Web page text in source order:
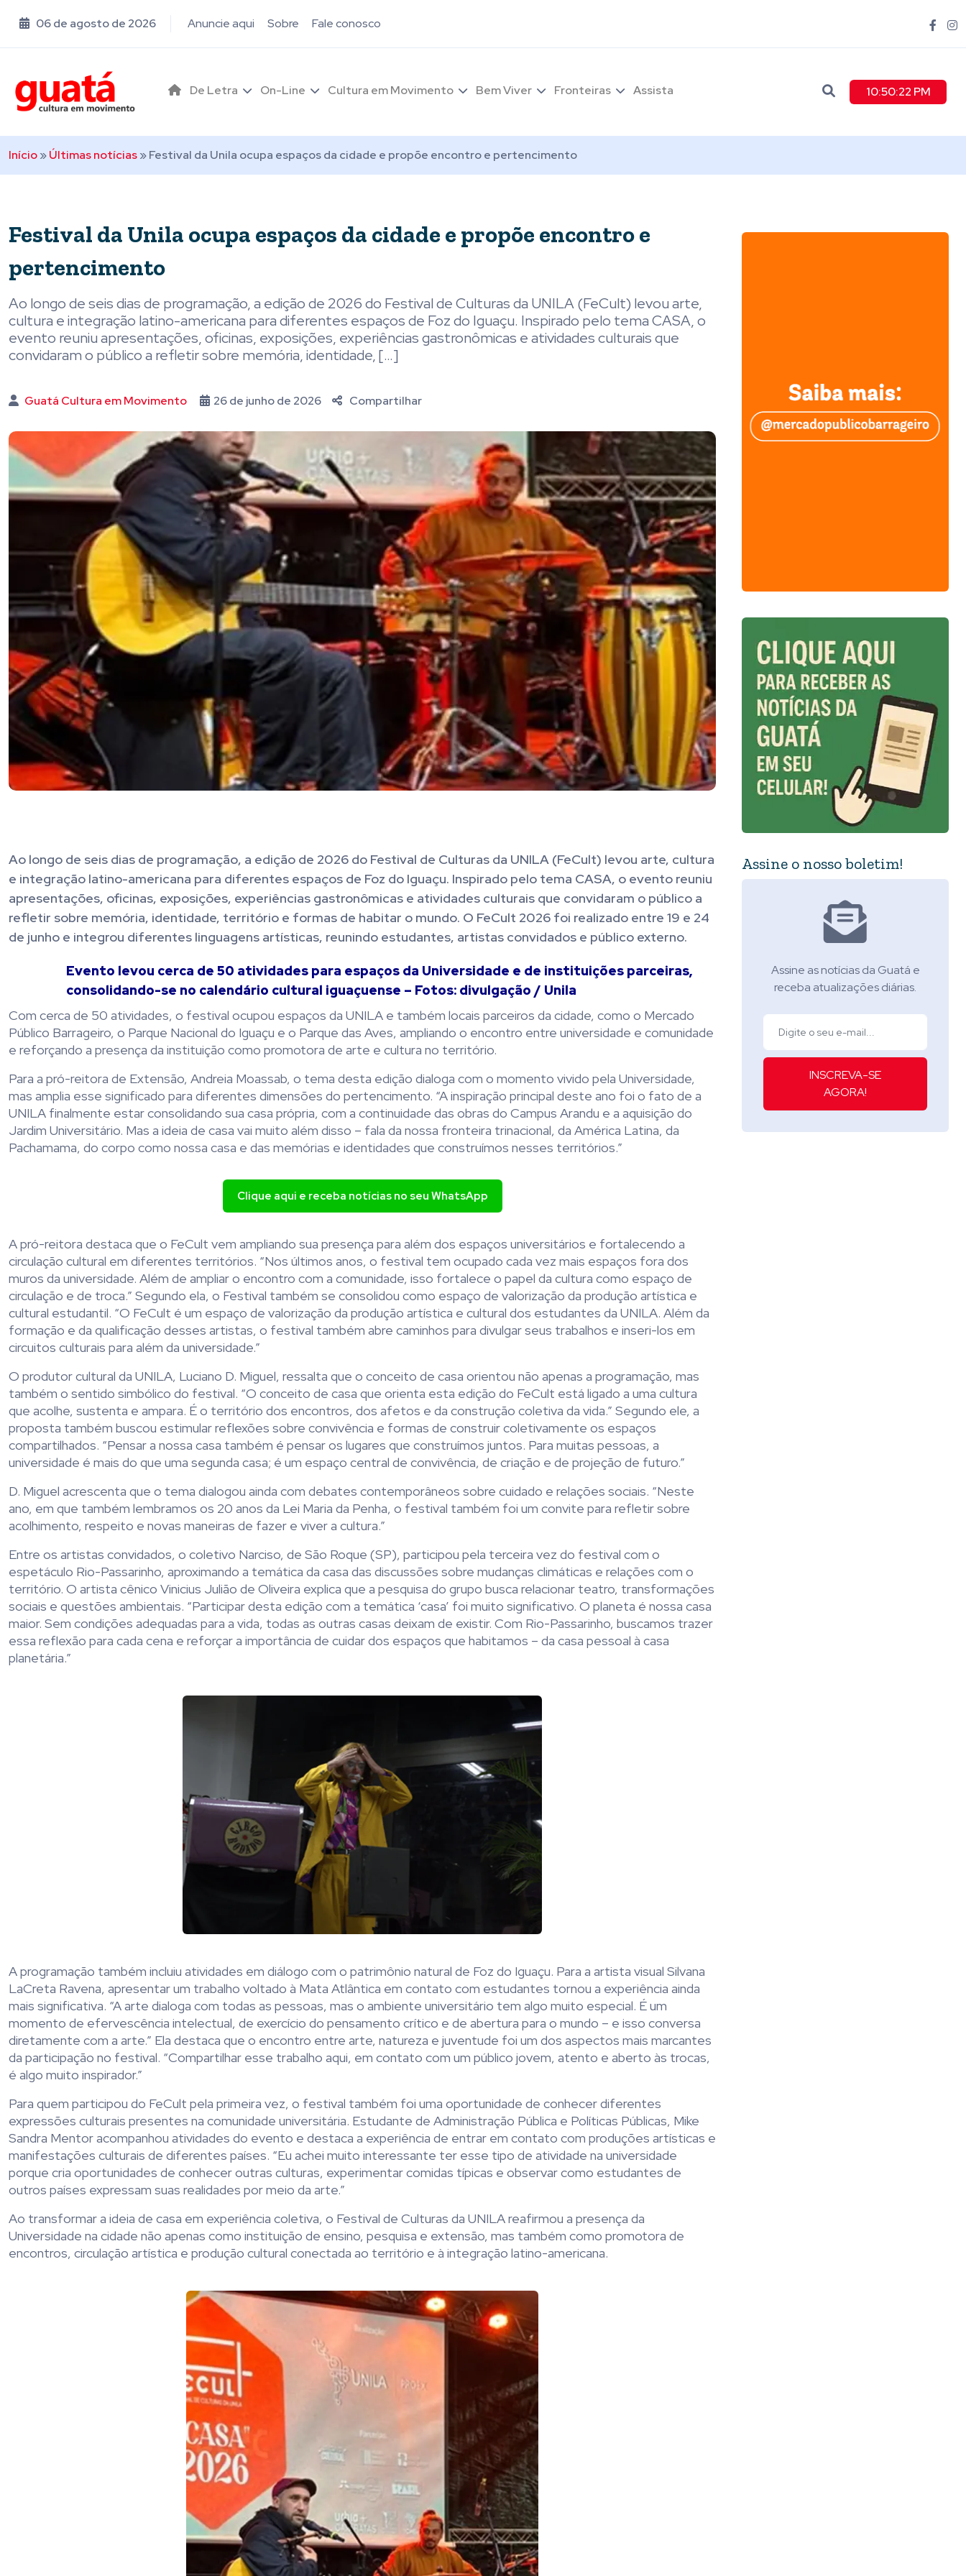
06 de agosto de 2026 Anuncie aqui Sobre Fale conosco
De Letra On-Line Cultura em Movimento Bem Viver Fronteiras Assista 10:50:23 PM
Início»Últimas notícias»Festival da Unila ocupa espaços da cidade e propõe encontro e pertencimento
Festival da Unila ocupa espaços da cidade e propõe encontro e
pertencimento
Ao longo de seis dias de programação, a edição de 2026 do Festival de Culturas da UNILA (FeCult) levou arte,
cultura e integração latino-americana para diferentes espaços de Foz do Iguaçu. Inspirado pelo tema CASA, o
evento reuniu apresentações, oficinas, exposições, experiências gastronômicas e atividades culturais que
convidaram o público a refletir sobre memória, identidade, […]
Guatá Cultura em Movimento 26 de junho de 2026 Compartilhar
Ao longo de seis dias de programação, a edição de 2026 do Festival de Culturas da UNILA (FeCult) levou arte, cultura
e integração latino-americana para diferentes espaços de Foz do Iguaçu. Inspirado pelo tema CASA, o evento reuniu
apresentações, oficinas, exposições, experiências gastronômicas e atividades culturais que convidaram o público a
refletir sobre memória, identidade, território e formas de habitar o mundo. O FeCult 2026 foi realizado entre 19 e 24
de junho e integrou diferentes linguagens artísticas, reunindo estudantes, artistas convidados e público externo.
Evento levou cerca de 50 atividades para espaços da Universidade e de instituições parceiras,
consolidando-se no calendário cultural iguaçuense – Fotos: divulgação / Unila
Com cerca de 50 atividades, o festival ocupou espaços da UNILA e também locais parceiros da cidade, como o Mercado
Público Barrageiro, o Parque Nacional do Iguaçu e o Parque das Aves, ampliando o encontro entre universidade e comunidade
e reforçando a presença da instituição como promotora de arte e cultura no território.
Para a pró-reitora de Extensão, Andreia Moassab, o tema desta edição dialoga com o momento vivido pela Universidade,
mas amplia esse significado para diferentes dimensões do pertencimento. “A inspiração principal deste ano foi o fato de a
UNILA finalmente estar consolidando sua casa própria, com a continuidade das obras do Campus Arandu e a aquisição do
Jardim Universitário. Mas a ideia de casa vai muito além disso – fala da nossa fronteira trinacional, da América Latina, da
Pachamama, do corpo como nossa casa e das memórias e identidades que construímos nesses territórios.”
Clique aqui e receba notícias no seu WhatsApp
A pró-reitora destaca que o FeCult vem ampliando sua presença para além dos espaços universitários e fortalecendo a
circulação cultural em diferentes territórios. “Nos últimos anos, o festival tem ocupado cada vez mais espaços fora dos
muros da universidade. Além de ampliar o encontro com a comunidade, isso fortalece o papel da cultura como espaço de
circulação e de troca.” Segundo ela, o Festival também se consolidou como espaço de valorização da produção artística e
cultural estudantil. “O FeCult é um espaço de valorização da produção artística e cultural dos estudantes da UNILA. Além da
formação e da qualificação desses artistas, o festival também abre caminhos para divulgar seus trabalhos e inseri-los em
circuitos culturais para além da universidade.”
O produtor cultural da UNILA, Luciano D. Miguel, ressalta que o conceito de casa orientou não apenas a programação, mas
também o sentido simbólico do festival. “O conceito de casa que orienta esta edição do FeCult está ligado a uma cultura
que acolhe, sustenta e ampara. É o território dos encontros, dos afetos e da construção coletiva da vida.” Segundo ele, a
proposta também buscou estimular reflexões sobre convivência e formas de construir coletivamente os espaços
compartilhados. “Pensar a nossa casa também é pensar os lugares que construímos juntos. Para muitas pessoas, a
universidade é mais do que uma segunda casa; é um espaço central de convivência, de criação e de projeção de futuro.”
D. Miguel acrescenta que o tema dialogou ainda com debates contemporâneos sobre cuidado e relações sociais. “Neste
ano, em que também lembramos os 20 anos da Lei Maria da Penha, o festival também foi um convite para refletir sobre
acolhimento, respeito e novas maneiras de fazer e viver a cultura.”
Entre os artistas convidados, o coletivo Narciso, de São Roque (SP), participou pela terceira vez do festival com o
espetáculo Rio-Passarinho, aproximando a temática da casa das discussões sobre mudanças climáticas e relações com o
território. O artista cênico Vinicius Julião de Oliveira explica que a pesquisa do grupo busca relacionar teatro, transformações
sociais e questões ambientais. “Participar desta edição com a temática ‘casa’ foi muito significativo. O planeta é nossa casa
maior. Sem condições adequadas para a vida, todas as outras casas deixam de existir. Com Rio-Passarinho, buscamos trazer
essa reflexão para cada cena e reforçar a importância de cuidar dos espaços que habitamos – da casa pessoal à casa
planetária.”
A programação também incluiu atividades em diálogo com o patrimônio natural de Foz do Iguaçu. Para a artista visual Silvana
LaCreta Ravena, apresentar um trabalho voltado à Mata Atlântica em contato com estudantes tornou a experiência ainda
mais significativa. “A arte dialoga com todas as pessoas, mas o ambiente universitário tem algo muito especial. É um
momento de efervescência intelectual, de exercício do pensamento crítico e de abertura para o mundo – e isso conversa
diretamente com a arte.” Ela destaca que o encontro entre arte, natureza e juventude foi um dos aspectos mais marcantes
da participação no festival. “Compartilhar esse trabalho aqui, em contato com um público jovem, atento e aberto às trocas,
é algo muito inspirador.”
Para quem participou do FeCult pela primeira vez, o festival também foi uma oportunidade de conhecer diferentes
expressões culturais presentes na comunidade universitária. Estudante de Administração Pública e Políticas Públicas, Mike
Sandra Mentor acompanhou atividades do evento e destaca a experiência de entrar em contato com produções artísticas e
manifestações culturais de diferentes países. “Eu achei muito interessante ter esse tipo de atividade na universidade
porque cria oportunidades de conhecer outras culturas, experimentar comidas típicas e observar como estudantes de
outros países expressam suas realidades por meio da arte.”
Ao transformar a ideia de casa em experiência coletiva, o Festival de Culturas da UNILA reafirmou a presença da
Universidade na cidade não apenas como instituição de ensino, pesquisa e extensão, mas também como promotora de
encontros, circulação artística e produção cultural conectada ao território e à integração latino-americana.
Assine o nosso boletim!
Assine as notícias da Guatá e
receba atualizações diárias.
INSCREVA-SE
AGORA!